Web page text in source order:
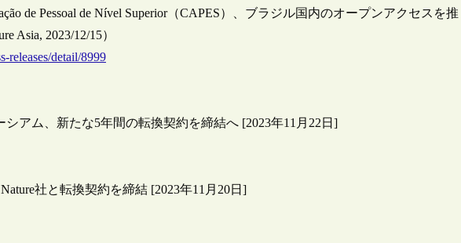
de Pessoal de Nível Superior（CAPES）、ブラジル国内のオープンアクセスを推
Asia, 2023/12/15）
releases/detail/8999
シアム、新たな5年間の転換契約を締結へ [2023年11月22日]
社と転換契約を締結 [2023年11月20日]